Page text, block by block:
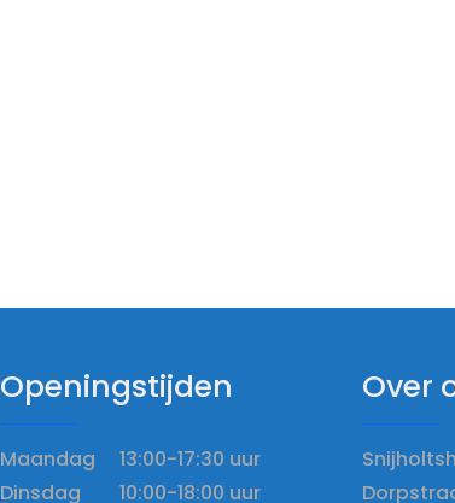
Openingstijden
Maandag 13:00-17:30 uur
Dinsdag 10:00-18:00 uur
Over